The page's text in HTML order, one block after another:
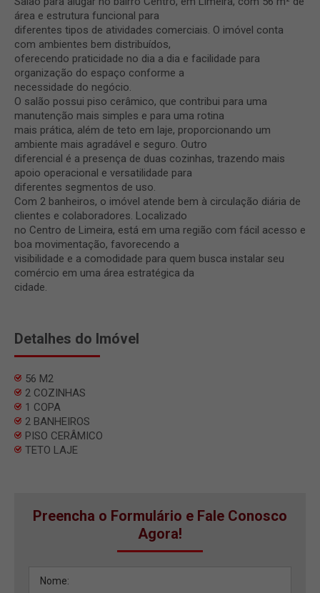
área e estrutura funcional para
diferentes tipos de atividades comerciais. O imóvel conta
com ambientes bem distribuídos,
oferecendo praticidade no dia a dia e facilidade para
organização do espaço conforme a
necessidade do negócio.
O salão possui piso cerâmico, que contribui para uma
manutenção mais simples e para uma rotina
mais prática, além de teto em laje, proporcionando um
ambiente mais agradável e seguro. Outro
diferencial é a presença de duas cozinhas, trazendo mais
apoio operacional e versatilidade para
diferentes segmentos de uso.
Com 2 banheiros, o imóvel atende bem à circulação diária de
clientes e colaboradores. Localizado
no Centro de Limeira, está em uma região com fácil acesso e
boa movimentação, favorecendo a
visibilidade e a comodidade para quem busca instalar seu
comércio em uma área estratégica da
cidade.
Detalhes do Imóvel
56 M2
2 COZINHAS
1 COPA
2 BANHEIROS
PISO CERÂMICO
TETO LAJE
Preencha o Formulário e Fale Conosco
Agora!